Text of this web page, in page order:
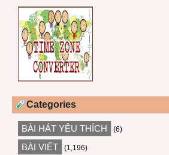
Categories
BÀI HÁT YÊU THÍCH (6)
BÀI VIẾT (1,196)